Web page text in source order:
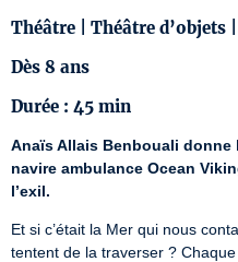
Théâtre | Théâtre d’objets
Dès 8 ans
Durée : 45 min
Anaïs Allais Benbouali donne
navire ambulance Ocean
l’exil.
Et si c’était la Mer qui nous
tentent de la traverser ?